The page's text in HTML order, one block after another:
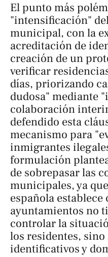
El punto más
"intensificación"
municipal, con la
acreditación de
creación de un
verificar
días, priorizando
dudosa" mediante
colaboración
defendido esta
mecanismo para
inmigrantes
formulación
de sobrepasar las
municipales, ya
española
ayuntamientos no
controlar la
los residentes,
identificativos y